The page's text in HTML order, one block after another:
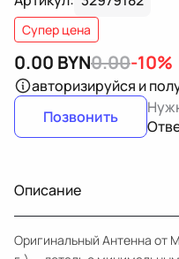
Супер цена
0.00 BYN0.00-10%
авторизируйся и
Позвонить
Описание
Оригинальный Антенна от